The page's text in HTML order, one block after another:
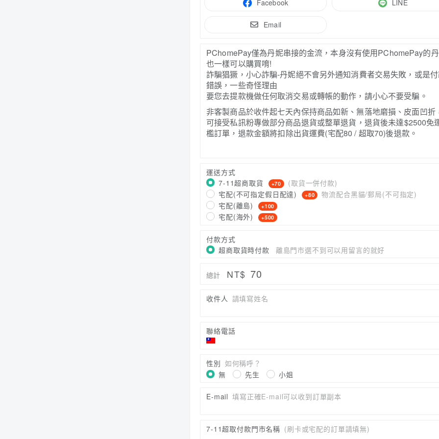
Facebook
LINE
Email
PChomePay僅為丹妮串接的金流，本身沒有使用PChomePay的
也一樣可以購買唷!
詐騙猖獗，小心詐騙-丹妮絕不會另外通知消費者交易失敗，或是
錯誤，一些奇怪理由
要您去提款機做任何取消交易或轉帳的動作，請小心不要受騙。
非客製商品於收件起七天內保持商品如新、無落地磨損、皮面凹折
可接受私訊粉專做部分商品退貨或整單退貨，退貨後未達$2500免
檻訂單，退款金額將扣除出貨運費(宅配80 / 超取70)後退款。
運送方式
7-11超商取貨
+70
(取貨一併付款)
宅配(不可指定假日配達)
+80
物流配合黑貓/郵局(不可指定)
宅配(離島)
+100
宅配(海外) +500
付款方式
超商取貨時付款
離島門市選不到可以用留言的就好
總計 NT$ 70
收件人 請填寫姓名
聯絡電話
性別 如何稱呼？
無
先生 小姐
E-mail 填寫正確E-mail可以收到訂單副本
7-11超取付款門市名稱 (刷卡或宅配的訂單請填無)